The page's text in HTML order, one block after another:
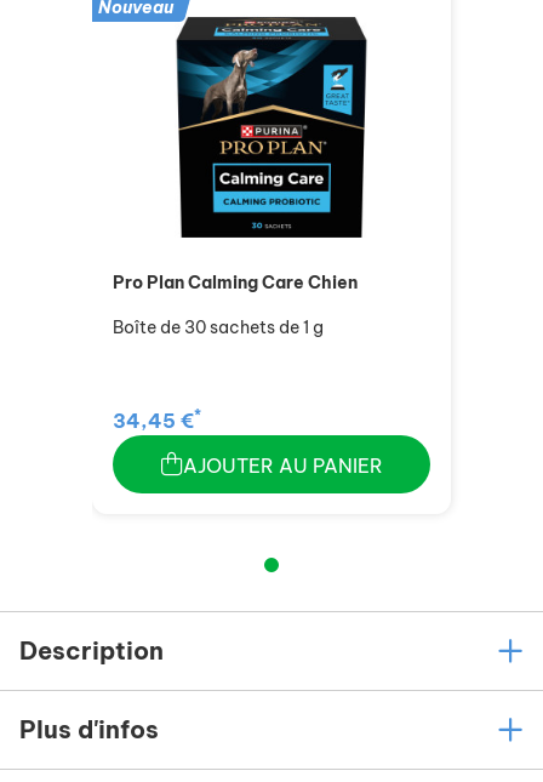
Nouveau
Pro Plan Calming Care Chien
Boîte de 30 sachets de 1 g
34,45 €*
AJOUTER AU PANIER
Description
Plus d'infos